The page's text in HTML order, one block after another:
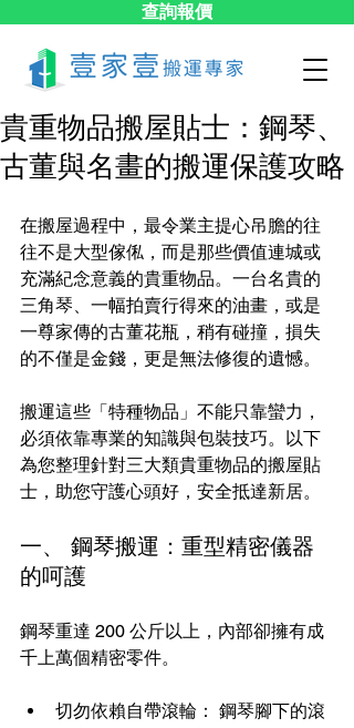
查詢報價
貴重物品搬屋貼士：鋼琴、
古董與名畫的搬運保護攻略
在搬屋過程中，最令業主提心吊膽的往
往不是大型傢俬，而是那些價值連城或
充滿紀念意義的貴重物品。一台名貴的
三角琴、一幅拍賣行得來的油畫，或是
一尊家傳的古董花瓶，稍有碰撞，損失
的不僅是金錢，更是無法修復的遺憾。
搬運這些「特種物品」不能只靠蠻力，
必須依靠專業的知識與包裝技巧。以下
為您整理針對三大類貴重物品的搬屋貼
士，助您守護心頭好，安全抵達新居。
一、 鋼琴搬運：重型精密儀器
的呵護
鋼琴重達 200 公斤以上，內部卻擁有成
千上萬個精密零件。
切勿依賴自帶滾輪： 鋼琴腳下的滾